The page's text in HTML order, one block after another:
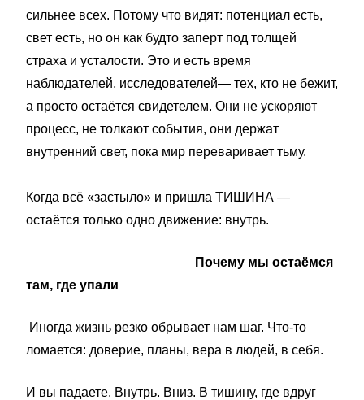
сильнее всех. Потому что видят: потенциал есть,
свет есть, но он как будто заперт под толщей
страха и усталости. Это и есть время
наблюдателей, исследователей— тех, кто не бежит,
а просто остаётся свидетелем. Они не ускоряют
процесс, не толкают события, они держат
внутренний свет, пока мир переваривает тьму.
Когда всё «застыло» и пришла ТИШИНА —
остаётся только одно движение: внутрь.
Почему мы остаёмся
там, где упали
Иногда жизнь резко обрывает нам шаг. Что-то
ломается: доверие, планы, вера в людей, в себя.
И вы падаете. Внутрь. Вниз. В тишину, где вдруг